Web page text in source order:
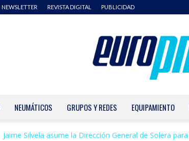
NEWSLETTER REVISTA DIGITAL PUBLICIDAD
NEUMÁTICOS GRUPOS Y REDES EQUIPAMIENTO
Jaime Silvela asume la Dirección General de Solera